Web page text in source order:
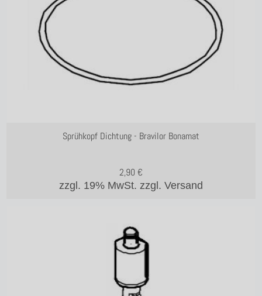
Sprühkopf Dichtung - Bravilor Bonamat
zzgl. 19% MwSt. zzgl. Versand
2,90 €